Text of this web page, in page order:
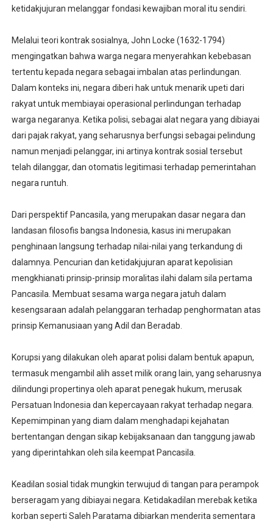
ketidakjujuran melanggar fondasi kewajiban moral itu sendiri.
Melalui teori kontrak sosialnya, John Locke (1632-1794)
mengingatkan bahwa warga negara menyerahkan kebebasan
tertentu kepada negara sebagai imbalan atas perlindungan.
Dalam konteks ini, negara diberi hak untuk menarik upeti dari
rakyat untuk membiayai operasional perlindungan terhadap
warga negaranya. Ketika polisi, sebagai alat negara yang dibiayai
dari pajak rakyat, yang seharusnya berfungsi sebagai pelindung
namun menjadi pelanggar, ini artinya kontrak sosial tersebut
telah dilanggar, dan otomatis legitimasi terhadap pemerintahan
negara runtuh.
Dari perspektif Pancasila, yang merupakan dasar negara dan
landasan filosofis bangsa Indonesia, kasus ini merupakan
penghinaan langsung terhadap nilai-nilai yang terkandung di
dalamnya. Pencurian dan ketidakjujuran aparat kepolisian
mengkhianati prinsip-prinsip moralitas ilahi dalam sila pertama
Pancasila. Membuat sesama warga negara jatuh dalam
kesengsaraan adalah pelanggaran terhadap penghormatan atas
prinsip Kemanusiaan yang Adil dan Beradab.
Korupsi yang dilakukan oleh aparat polisi dalam bentuk apapun,
termasuk mengambil alih asset milik orang lain, yang seharusnya
dilindungi propertinya oleh aparat penegak hukum, merusak
Persatuan Indonesia dan kepercayaan rakyat terhadap negara.
Kepemimpinan yang diam dalam menghadapi kejahatan
bertentangan dengan sikap kebijaksanaan dan tanggung jawab
yang diperintahkan oleh sila keempat Pancasila.
Keadilan sosial tidak mungkin terwujud di tangan para perampok
berseragam yang dibiayai negara. Ketidakadilan merebak ketika
korban seperti Saleh Paratama dibiarkan menderita sementara